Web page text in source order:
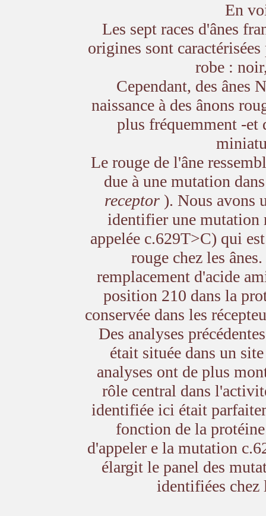
En
Les sept races d'ânes
origines sont
robe :
Cependant, des ânes
naissance à des ânons
plus fréquemment -et
Le rouge de l'âne
due à une mutation
receptor ). Nous avons
identifier une mutation
appelée c.629T>C) qui
rouge chez les
remplacement d'acide
position 210 dans la
conservée dans les
Des analyses
était située dans un
analyses ont de plus
rôle central dans
identifiée ici était
fonction de la
d'appeler e la mutation
élargit le panel des
identifiées chez